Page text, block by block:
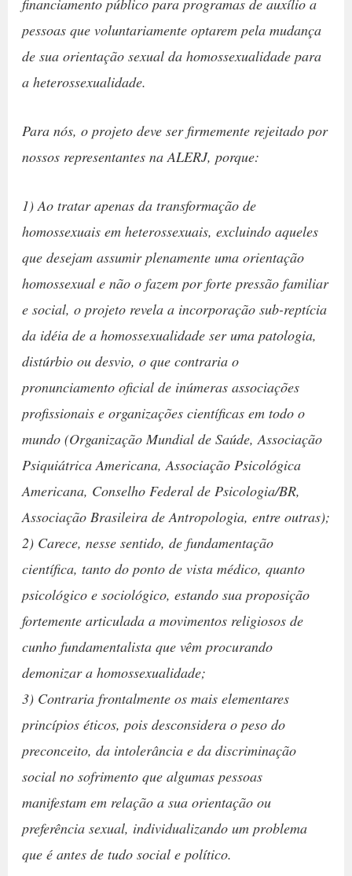
financiamento público para programas de auxílio a
pessoas que voluntariamente optarem pela mudança
de sua orientação sexual da homossexualidade para
a heterossexualidade.
Para nós, o projeto deve ser firmemente rejeitado por
nossos representantes na ALERJ, porque:
1) Ao tratar apenas da transformação de
homossexuais em heterossexuais, excluindo aqueles
que desejam assumir plenamente uma orientação
homossexual e não o fazem por forte pressão familiar
e social, o projeto revela a incorporação sub-reptícia
da idéia de a homossexualidade ser uma patologia,
distúrbio ou desvio, o que contraria o
pronunciamento oficial de inúmeras associações
profissionais e organizações científicas em todo o
mundo (Organização Mundial de Saúde, Associação
Psiquiátrica Americana, Associação Psicológica
Americana, Conselho Federal de Psicologia/BR,
Associação Brasileira de Antropologia, entre outras);
2) Carece, nesse sentido, de fundamentação
científica, tanto do ponto de vista médico, quanto
psicológico e sociológico, estando sua proposição
fortemente articulada a movimentos religiosos de
cunho fundamentalista que vêm procurando
demonizar a homossexualidade;
3) Contraria frontalmente os mais elementares
princípios éticos, pois desconsidera o peso do
preconceito, da intolerância e da discriminação
social no sofrimento que algumas pessoas
manifestam em relação a sua orientação ou
preferência sexual, individualizando um problema
que é antes de tudo social e político.